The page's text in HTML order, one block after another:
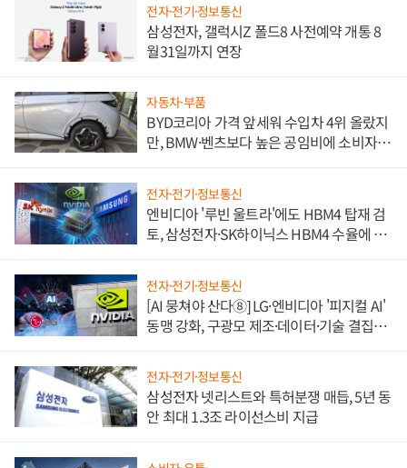
전자·전기·정보통신
삼성전자, 갤럭시Z 폴드8 사전예약 개통 8
월31일까지 연장
자동차·부품
BYD코리아 가격 앞세워 수입차 4위 올랐지
만, BMW·벤츠보다 높은 공임비에 소비자
전자·전기·정보통신
엔비디아 '루빈 울트라'에도 HBM4 탑재 검
토, 삼성전자·SK하이닉스 HBM4 수율에 주
전자·전기·정보통신
[AI 뭉쳐야 산다⑧] LG·엔비디아 '피지컬 AI'
동맹 강화, 구광모 제조·데이터·기술 결집
전자·전기·정보통신
삼성전자 넷리스트와 특허분쟁 매듭, 5년 동
안 최대 1.3조 라이선스비 지급